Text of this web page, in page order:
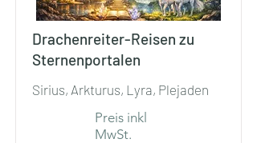
Drachenreiter-Reisen zu
Sternenportalen
Sirius, Arkturus, Lyra, Plejaden
Preis inkl
MwSt.